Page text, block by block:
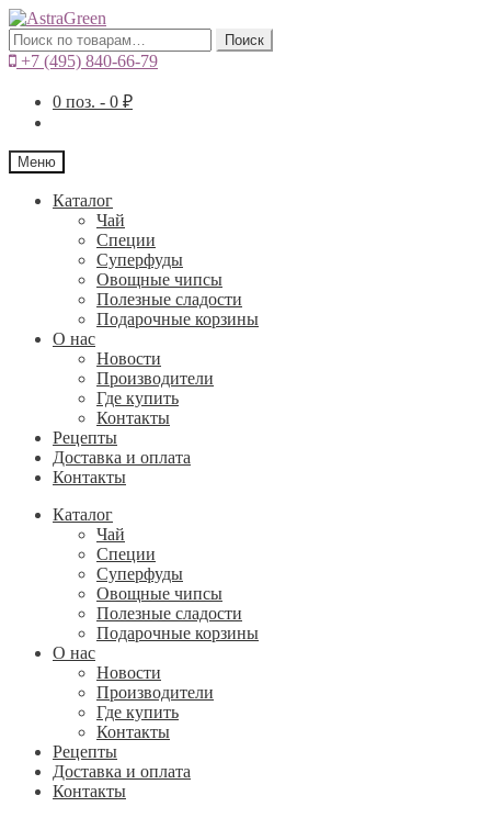
Искать: Поиск
+7 (495) 840-66-79
0 поз. - 0 ₽
Меню
Каталог
Чай
Специи
Cуперфуды
Овощные чипсы
Полезные сладости
Подарочные корзины
О нас
Новости
Производители
Где купить
Контакты
Рецепты
Доставка и оплата
Контакты
Каталог
Чай
Специи
Cуперфуды
Овощные чипсы
Полезные сладости
Подарочные корзины
О нас
Новости
Производители
Где купить
Контакты
Рецепты
Доставка и оплата
Контакты